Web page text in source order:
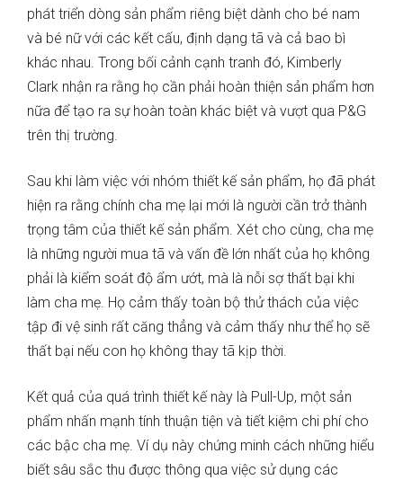
phát triển dòng sản phẩm riêng biệt dành cho bé nam
và bé nữ với các kết cấu, định dạng tã và cả bao bì
khác nhau. Trong bối cảnh cạnh tranh đó, Kimberly
Clark nhận ra rằng họ cần phải hoàn thiện sản phẩm hơn
nữa để tạo ra sự hoàn toàn khác biệt và vượt qua P&G
trên thị trường.
Sau khi làm việc với nhóm thiết kế sản phẩm, họ đã phát
hiện ra rằng chính cha mẹ lại mới là người cần trở thành
trọng tâm của thiết kế sản phẩm. Xét cho cùng, cha mẹ
là những người mua tã và vấn đề lớn nhất của họ không
phải là kiểm soát độ ẩm ướt, mà là nỗi sợ thất bại khi
làm cha mẹ. Họ cảm thấy toàn bộ thử thách của việc
tập đi vệ sinh rất căng thẳng và cảm thấy như thể họ sẽ
thất bại nếu con họ không thay tã kịp thời.
Kết quả của quá trình thiết kế này là Pull-Up, một sản
phẩm nhấn mạnh tính thuận tiện và tiết kiệm chi phí cho
các bậc cha mẹ. Ví dụ này chứng minh cách những hiểu
biết sâu sắc thu được thông qua việc sử dụng các